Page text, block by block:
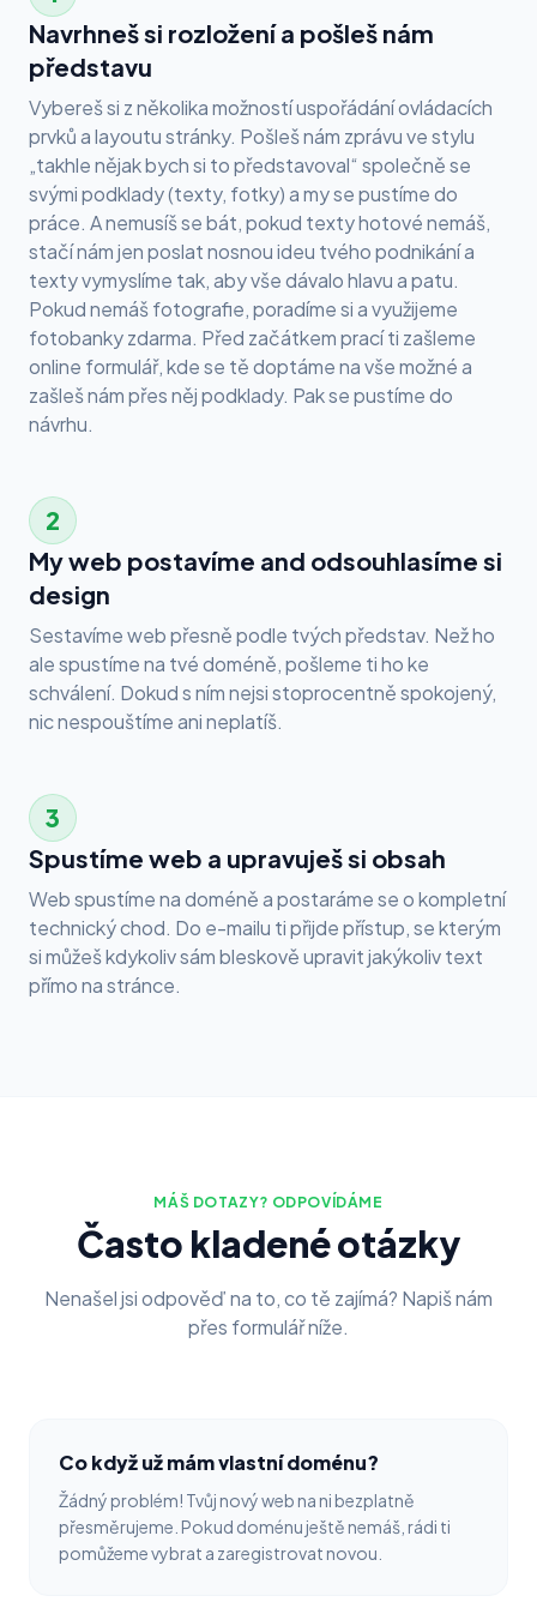
Navrhneš si rozložení a pošleš nám
představu
Vybereš si z několika možností uspořádání ovládacích
prvků a layoutu stránky. Pošleš nám zprávu ve stylu
„takhle nějak bych si to představoval“ společně se
svými podklady (texty, fotky) a my se pustíme do
práce. A nemusíš se bát, pokud texty hotové nemáš,
stačí nám jen poslat nosnou ideu tvého podnikání a
texty vymyslíme tak, aby vše dávalo hlavu a patu.
Pokud nemáš fotografie, poradíme si a využijeme
fotobanky zdarma. Před začátkem prací ti zašleme
online formulář, kde se tě doptáme na vše možné a
zašleš nám přes něj podklady. Pak se pustíme do
návrhu.
2
My web postavíme and odsouhlasíme si
design
Sestavíme web přesně podle tvých představ. Než ho
ale spustíme na tvé doméně, pošleme ti ho ke
schválení. Dokud s ním nejsi stoprocentně spokojený,
nic nespouštíme ani neplatíš.
3
Spustíme web a upravuješ si obsah
Web spustíme na doméně a postaráme se o kompletní
technický chod. Do e-mailu ti přijde přístup, se kterým
si můžeš kdykoliv sám bleskově upravit jakýkoliv text
přímo na stránce.
MÁŠ DOTAZY? ODPOVÍDÁME
Často kladené otázky
Nenašel jsi odpověď na to, co tě zajímá? Napiš nám
přes formulář níže.
Co když už mám vlastní doménu?
Žádný problém! Tvůj nový web na ni bezplatně
přesměrujeme. Pokud doménu ještě nemáš, rádi ti
pomůžeme vybrat a zaregistrovat novou.